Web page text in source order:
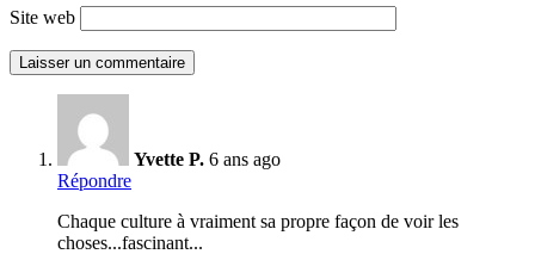
Site web
Yvette P. 6 ans ago
Répondre
Chaque culture à vraiment sa propre façon de voir les
choses...fascinant...